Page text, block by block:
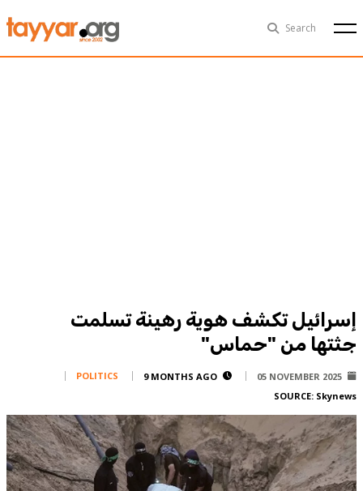
Search
Sat, Aug 8th 29°C
Corporate
Contact
FPM
Services
إسرائيل تكشف هوية رهينة تسلمت
جثتها من "حماس"
05 NOVEMBER 2025
9 MONTHS AGO
POLITICS
SOURCE: Skynews